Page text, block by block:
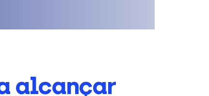
alcançar